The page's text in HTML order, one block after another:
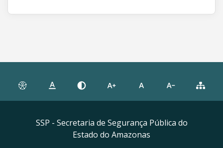
SSP - Secretaria de Segurança Pública do
Estado do Amazonas